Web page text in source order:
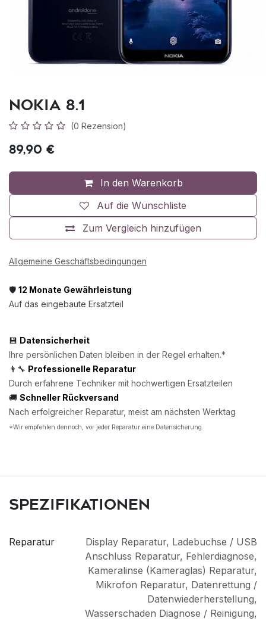
Nokia 8.1
(0 Rezension)
89,90 €
In den Warenkorb
Zum Vergleich hinzufügen
Auf die Wunschliste
Allgemeine Geschäftsbedingungen
🛡️ 12 Monate Gewährleistung
Auf das eingebaute Ersatzteil
💾 Datensicherheit
Ihre persönlichen Daten bleiben in der Regel erhalten.*
👨‍🔧 Professionelle Reparatur
Durch erfahrene Techniker mit hochwertigen Ersatzteilen
🚚 Schneller Rückversand
Nach erfolgreicher Reparatur, meist am nächsten Werktag
*Wir empfehlen dennoch, vor jeder Reparatur eine Datensicherung.
Spezifikationen
Reparatur Display Reparatur, Ladebuchse / USB
Anschluss Reparatur, Fehlerdiagnose,
Kameralinse (Kameraglas) Reparatur,
Mikrofon Reparatur, Datenrettung /
Datenwiederherstellung,
Wasserschaden Diagnose / Reinigung,